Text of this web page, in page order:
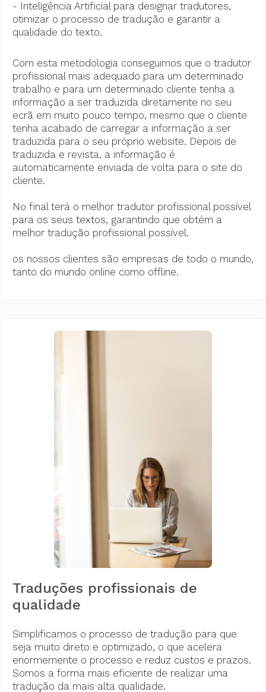
- Inteligência Artificial para designar tradutores,
otimizar o processo de tradução e garantir a
qualidade do texto.
Com esta metodologia conseguimos que o tradutor
profissional mais adequado para um determinado
trabalho e para um determinado cliente tenha a
informação a ser traduzida diretamente no seu
ecrã em muito pouco tempo, mesmo que o cliente
tenha acabado de carregar a informação a ser
traduzida para o seu próprio website. Depois de
traduzida e revista, a informação é
automaticamente enviada de volta para o site do
cliente.
No final terá o melhor tradutor profissional possível
para os seus textos, garantindo que obtém a
melhor tradução profissional possível.
os nossos clientes são empresas de todo o mundo,
tanto do mundo online como offline.
Traduções profissionais de
qualidade
Simplificamos o processo de tradução para que
seja muito direto e optimizado, o que acelera
enormemente o processo e reduz custos e prazos.
Somos a forma mais eficiente de realizar uma
tradução da mais alta qualidade.